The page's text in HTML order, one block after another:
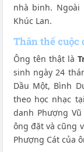
nhà binh.
Khúc Lan.
Thân thế cuộc
Ông tên thật là
sinh ngày 24
Dầu Một, Bình
theo học nhạc
danh Phượng
ông đặt và cũng
Phượng Cát của